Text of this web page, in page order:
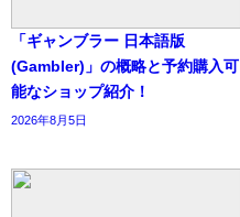
「ギャンブラー 日本語版
(Gambler)」の概略と予約購入可
能なショップ紹介！
2026年8月5日